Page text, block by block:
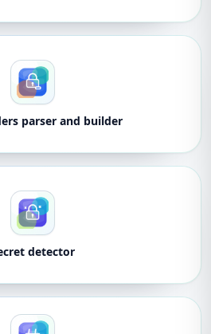
parser and builder
detector